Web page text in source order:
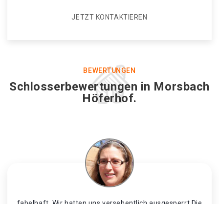
JETZT KONTAKTIEREN
BEWERTUNGEN
Schlosserbewertungen in Morsbach
Höferhof.